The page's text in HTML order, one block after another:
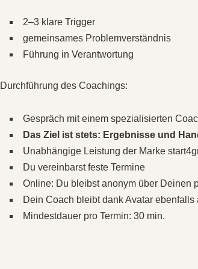
2–3 klare Trigger
gemeinsames Problemverständnis
Führung in Verantwortung
Durchführung des Coachings:
Gespräch mit einem spezialisierten
Das Ziel ist stets: Ergebnisse und
Unabhängige Leistung der Marke
Du vereinbarst feste Termine
Online: Du bleibst anonym über Deinen
Dein Coach bleibt dank Avatar ebenfalls
Mindestdauer pro Termin: 30 min.